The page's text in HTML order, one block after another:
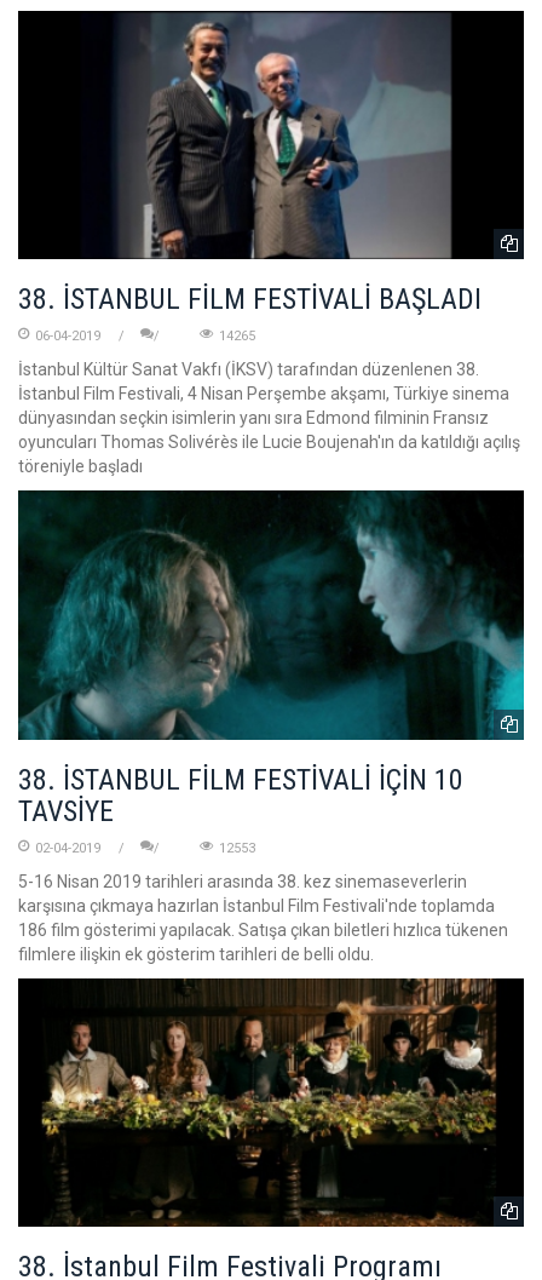
38. İSTANBUL FİLM FESTİVALİ BAŞLADI
06-04-2019 14265
İstanbul Kültür Sanat Vakfı (İKSV) tarafından düzenlenen 38.
İstanbul Film Festivali, 4 Nisan Perşembe akşamı, Türkiye sinema
dünyasından seçkin isimlerin yanı sıra Edmond filminin Fransız
oyuncuları Thomas Solivérès ile Lucie Boujenah'ın da katıldığı açılış
töreniyle başladı
38. İSTANBUL FİLM FESTİVALİ İÇİN 10
TAVSİYE
02-04-2019 12553
5-16 Nisan 2019 tarihleri arasında 38. kez sinemaseverlerin
karşısına çıkmaya hazırlan İstanbul Film Festivali'nde toplamda
186 film gösterimi yapılacak. Satışa çıkan biletleri hızlıca tükenen
filmlere ilişkin ek gösterim tarihleri de belli oldu.
38. İstanbul Film Festivali Programı